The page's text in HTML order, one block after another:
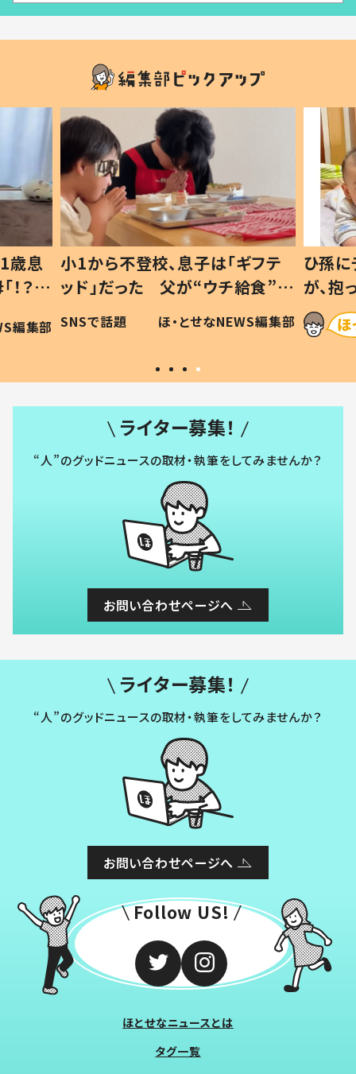
歳息
？」
編集部
小1から不登校、息子は「ギフテ
ッド」だった 父が“ウチ給食”を
作り続ける理由とは #令和の親
#令和の子
SNSで話題 ほ・とせなNEWS編集部
ひ孫
が、
「涙が
い」
ライター募集！
“人”のグッドニュースの取材・執筆をしてみませんか？
お問い合わせページへ
ライター募集！
“人”のグッドニュースの取材・執筆をしてみませんか？
お問い合わせページへ
Follow US!
ほとせなニュースとは
タグ一覧